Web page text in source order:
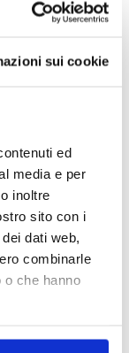
sui cookie
ed
media e per
inoltre
sito con i
dati web,
combinarle
o che hanno